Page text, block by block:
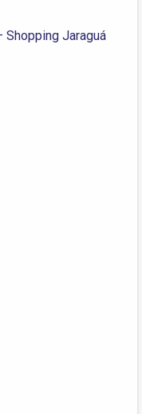
Shopping Jaraguá